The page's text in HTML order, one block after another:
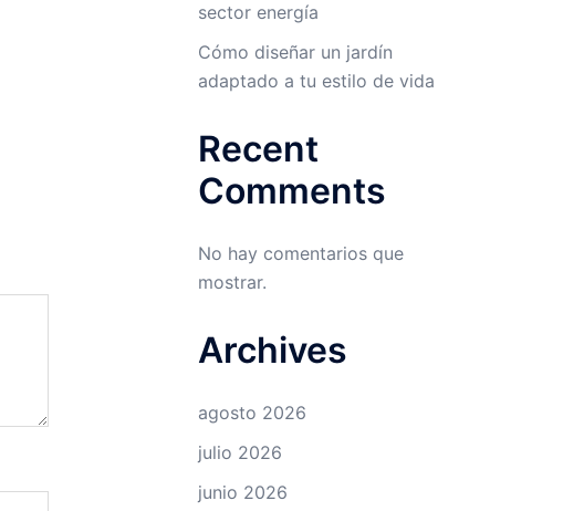
sector energía
Cómo diseñar un jardín
adaptado a tu estilo de vida
Recent
Comments
No hay comentarios que
mostrar.
Archives
agosto 2026
julio 2026
junio 2026